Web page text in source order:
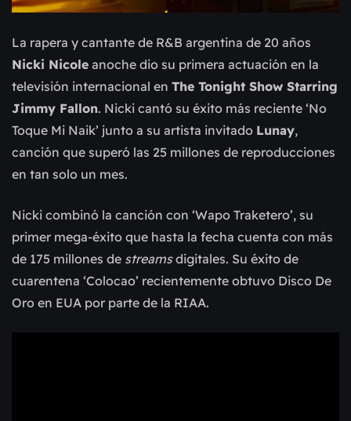
La rapera y cantante de R&B argentina de 20 años
Nicki Nicole anoche dio su primera actuación en la
televisión internacional en The Tonight Show Starring
Jimmy Fallon. Nicki cantó su éxito más reciente ‘No
Toque Mi Naik’ junto a su artista invitado Lunay,
canción que superó las 25 millones de reproducciones
en tan solo un mes.
Nicki combinó la canción con ‘Wapo Traketero’, su
primer mega-éxito que hasta la fecha cuenta con más
de 175 millones de streamsdigitales. Su éxito de
cuarentena ‘Colocao’ recientemente obtuvo Disco De
Oro en EUA por parte de la RIAA.